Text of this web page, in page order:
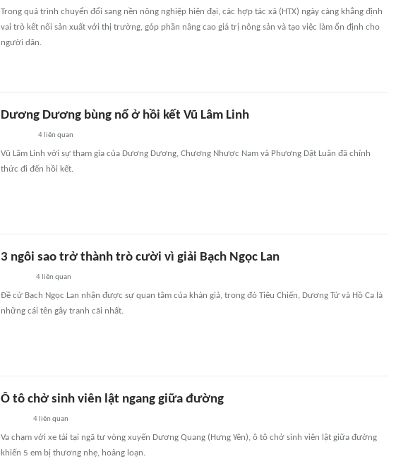
Trong quá trình chuyển đổi sang nền nông nghiệp hiện đại, các hợp tác xã (HTX) ngày càng khẳng định
vai trò kết nối sản xuất với thị trường, góp phần nâng cao giá trị nông sản và tạo việc làm ổn định cho
người dân.
Dương Dương bùng nổ ở hồi kết Vũ Lâm Linh
4liên quan
Vũ Lâm Linh với sự tham gia của Dương Dương, Chương Nhược Nam và Phương Dật Luân đã chính
thức đi đến hồi kết.
3 ngôi sao trở thành trò cười vì giải Bạch Ngọc Lan
4liên quan
Đề cử Bạch Ngọc Lan nhận được sự quan tâm của khán giả, trong đó Tiêu Chiến, Dương Tử và Hồ Ca là
những cái tên gây tranh cãi nhất.
Ô tô chở sinh viên lật ngang giữa đường
4liên quan
Va chạm với xe tải tại ngã tư vòng xuyến Dương Quang (Hưng Yên), ô tô chở sinh viên lật giữa đường
khiến 5 em bị thương nhẹ, hoảng loạn.